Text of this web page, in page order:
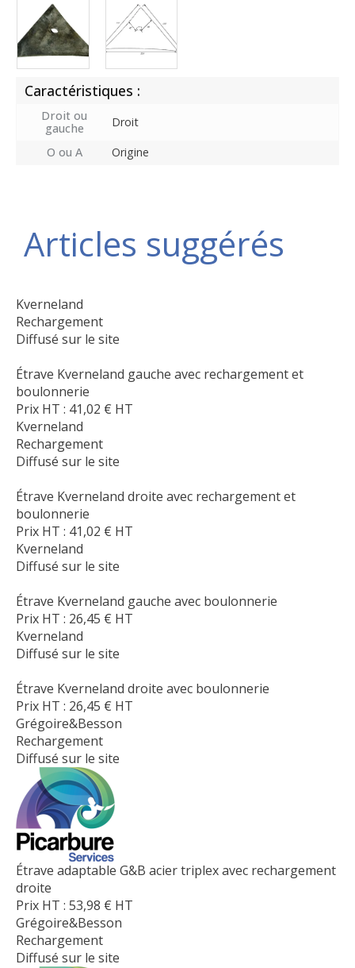
Caractéristiques :
Droit ou
gauche
Droit
O ou A
Origine
Articles suggérés
Kverneland
Rechargement
Diffusé sur le site
Étrave Kverneland gauche avec rechargement et
boulonnerie
Prix HT : 41,02 € HT
Kverneland
Rechargement
Diffusé sur le site
Étrave Kverneland droite avec rechargement et
boulonnerie
Prix HT : 41,02 € HT
Kverneland
Diffusé sur le site
Étrave Kverneland gauche avec boulonnerie
Prix HT : 26,45 € HT
Kverneland
Diffusé sur le site
Étrave Kverneland droite avec boulonnerie
Prix HT : 26,45 € HT
Grégoire&Besson
Rechargement
Diffusé sur le site
Étrave adaptable G&B acier triplex avec rechargement
droite
Prix HT : 53,98 € HT
Grégoire&Besson
Rechargement
Diffusé sur le site